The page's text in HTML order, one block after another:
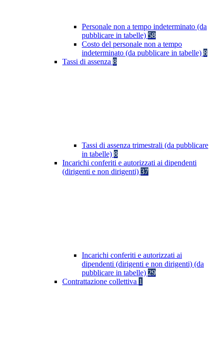
Personale non a tempo indeterminato (da
pubblicare in tabelle) 58
Costo del personale non a tempo
indeterminato (da pubblicare in tabelle) 8
Tassi di assenza 8
Tassi di assenza trimestrali (da pubblicare
in tabelle) 8
Incarichi conferiti e autorizzati ai dipendenti
(dirigenti e non dirigenti) 37
Incarichi conferiti e autorizzati ai
dipendenti (dirigenti e non dirigenti) (da
pubblicare in tabelle) 29
Contrattazione collettiva 1